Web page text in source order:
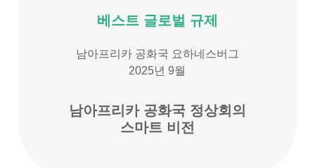
베스트 글로벌 규제
남아프리카 공화국 요하네스버그
2025년 9월
남아프리카 공화국 정상회의
스마트 비전